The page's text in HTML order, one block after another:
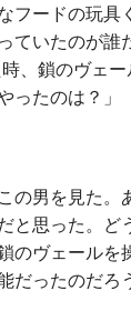
フードの玩
ていたのが誰
、鎖のヴェ
ったのは？」
の男を見た。
と思った。ど
のヴェール
だったのだろ